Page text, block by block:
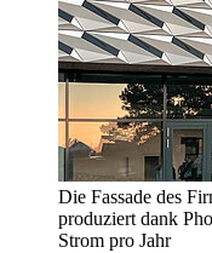
Die Fassade des
produziert dank
Strom pro Jahr